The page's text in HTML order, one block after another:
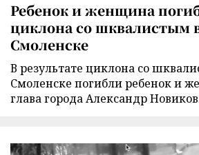
Ребенок и женщина
циклона со шквалистым
Смоленске
В результате циклона со
Смоленске погибли ребенок и
глава города Александр